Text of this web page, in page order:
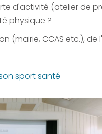
d'activité (atelier de
physique ?
(mairie, CCAS etc.), de
sport santé